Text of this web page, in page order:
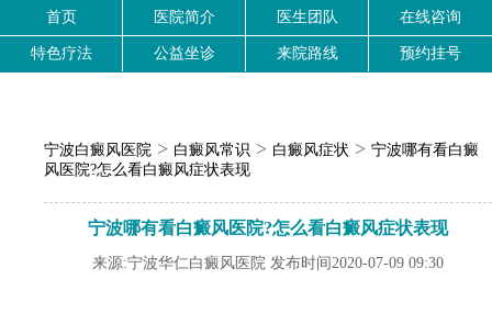
首页 医院简介 医生团队 在线咨询
特色疗法 公益坐诊 来院路线 预约挂号
宁波白癜风医院 > 白癜风常识 > 白癜风症状 > 宁波哪有看白癜
风医院?怎么看白癜风症状表现
宁波哪有看白癜风医院?怎么看白癜风症状表现
来源:宁波华仁白癜风医院 发布时间2020-07-09 09:30